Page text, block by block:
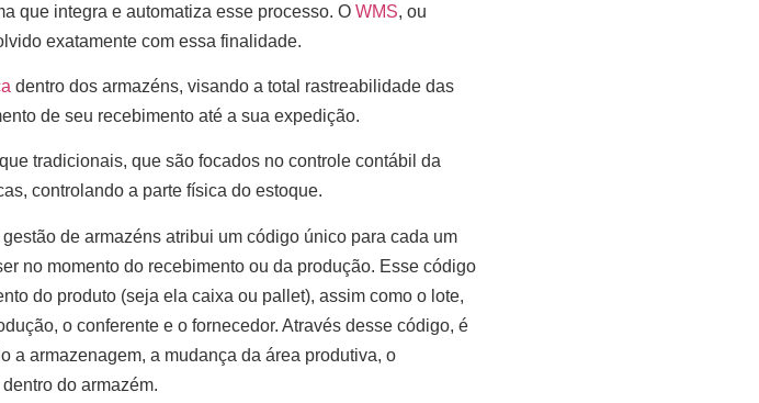
que integra e automatiza esse processo. O WMS, ou
exatamente com essa finalidade.
dentro dos armazéns, visando a total rastreabilidade das
de seu recebimento até a sua expedição.
tradicionais, que são focados no controle contábil da
controlando a parte física do estoque.
de armazéns atribui um código único para cada um
no momento do recebimento ou da produção. Esse código
do produto (seja ela caixa ou pallet), assim como o lote,
o conferente e o fornecedor. Através desse código, é
a armazenagem, a mudança da área produtiva, o
do armazém.